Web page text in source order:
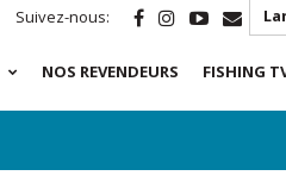
Suivez-nous:
NOS REVENDEURS FISHING